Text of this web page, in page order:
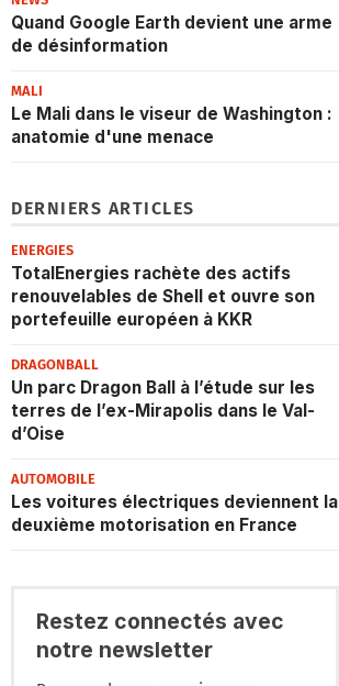
Quand Google Earth devient une arme
de désinformation
MALI
Le Mali dans le viseur de Washington :
anatomie d'une menace
DERNIERS ARTICLES
ENERGIES
TotalEnergies rachète des actifs
renouvelables de Shell et ouvre son
portefeuille européen à KKR
DRAGONBALL
Un parc Dragon Ball à l’étude sur les
terres de l’ex-Mirapolis dans le Val-
d’Oise
AUTOMOBILE
Les voitures électriques deviennent la
deuxième motorisation en France
Restez connectés avec
notre newsletter